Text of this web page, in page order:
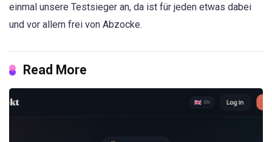
einmal unsere Testsieger an, da ist für jeden etwas dabei
und vor allem frei von Abzocke.
Read More